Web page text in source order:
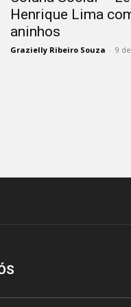
Henrique Lima
aninhos
Grazielly Ribeiro Souza - 9